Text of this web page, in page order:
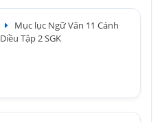
Mục lục Ngữ Văn 11 Cánh
Diều Tập 2 SGK